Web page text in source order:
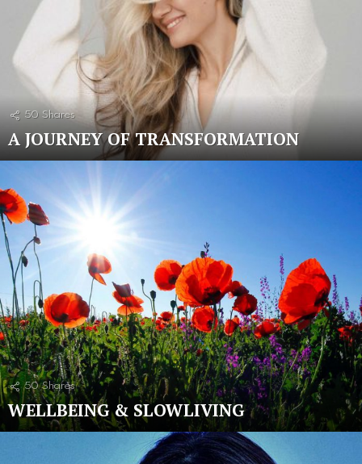
50 Shares
A JOURNEY OF TRANSFORMATION
50 Shares
WELLBEING & SLOWLIVING